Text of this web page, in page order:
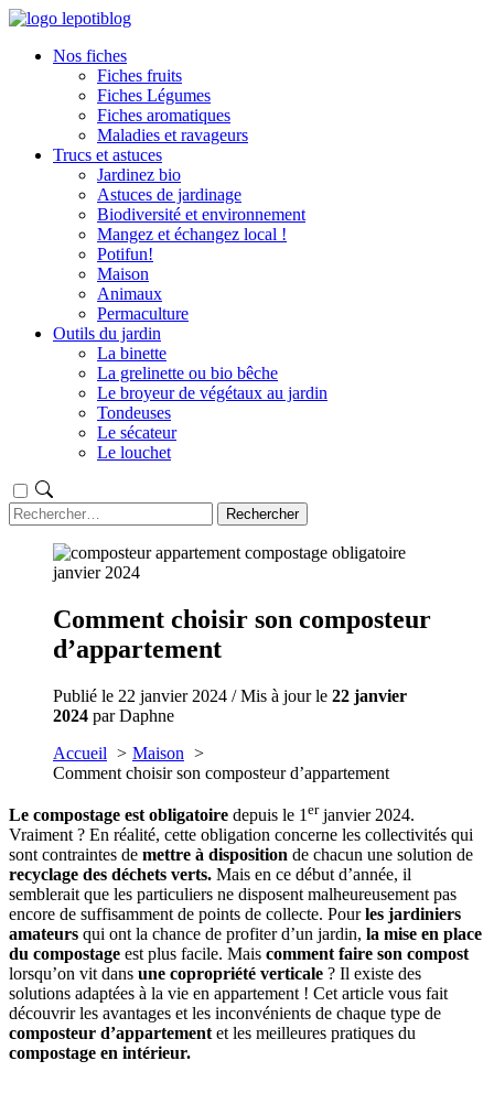
Nos fiches
Fiches fruits
Fiches Légumes
Fiches aromatiques
Maladies et ravageurs
Trucs et astuces
Jardinez bio
Astuces de jardinage
Biodiversité et environnement
Mangez et échangez local !
Potifun!
Maison
Animaux
Permaculture
Outils du jardin
La binette
La grelinette ou bio bêche
Le broyeur de végétaux au jardin
Tondeuses
Le sécateur
Le louchet
Rechercher :
Comment choisir son composteur
d’appartement
Publié le 22 janvier 2024 / Mis à jour le 22 janvier
2024 par Daphne
Accueil
Maison
Comment choisir son composteur d’appartement
Le compostage est obligatoire depuis le 1 erjanvier 2024.
Vraiment ? En réalité, cette obligation concerne les collectivités qui
sont contraintes de mettre à disposition de chacun une solution de
recyclage des déchets verts. Mais en ce début d’année, il
semblerait que les particuliers ne disposent malheureusement pas
encore de suffisamment de points de collecte. Pourles jardiniers
amateurs qui ont la chance de profiter d’un jardin, la mise en place
du compostage est plus facile. Mais comment faire son compost
lorsqu’on vit dans une copropriété verticale ? Il existe des
solutions adaptées à la vie en appartement ! Cet article vous fait
découvrir les avantages et les inconvénients de chaque type de
composteur d’appartement et les meilleures pratiques du
compostage en intérieur.